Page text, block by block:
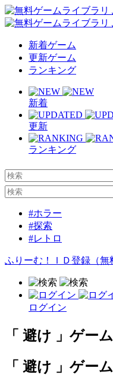
新着ゲーム
更新ゲーム
ランキング
新着
更新
ランキング
#ホラー
#探索
#レトロ
ふりーむ！ＩＤ登録（無
ログイン
「 避け 」ゲー
「 避け 」ゲー